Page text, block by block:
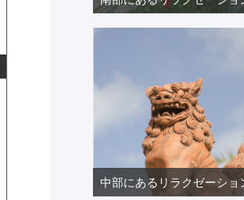
中部にあるリラクゼーショ